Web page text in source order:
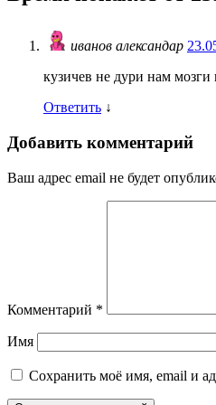
иванов александар
кузичев не дури нам
Ответить ↓
Добавить комментарий
Ваш адрес email не будет
Комментарий *
Имя
Сохранить моё имя, email и